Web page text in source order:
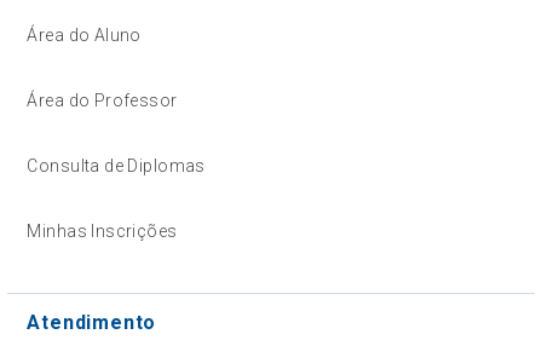
Área do Aluno
Área do Professor
Consulta de Diplomas
Minhas Inscrições
Atendimento